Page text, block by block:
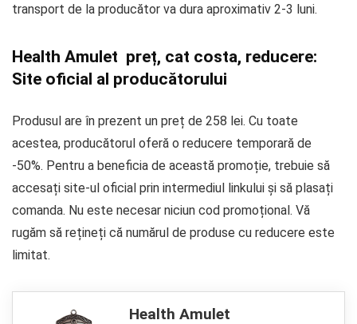
transport de la producător va dura aproximativ 2-3 luni.
Health Amulet preț, cat costa, reducere:
Site oficial al producătorului
Produsul are în prezent un preț de 258 lei. Cu toate
acestea, producătorul oferă o reducere temporară de
-50%. Pentru a beneficia de această promoție, trebuie să
accesați site-ul oficial prin intermediul linkului și să plasați
comanda. Nu este necesar niciun cod promoțional. Vă
rugăm să rețineți că numărul de produse cu reducere este
limitat.
Health Amulet